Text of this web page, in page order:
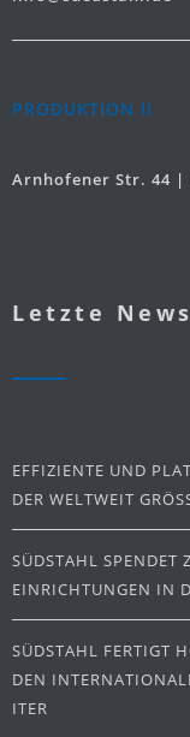
PRODUKTION II
Arnhofener Str. 44 |
Letzte News
EFFIZIENTE UND
DER WELTWEIT
SÜDSTAHL SPENDET
EINRICHTUNGEN IN
SÜDSTAHL FERTIGT
DEN
ITER